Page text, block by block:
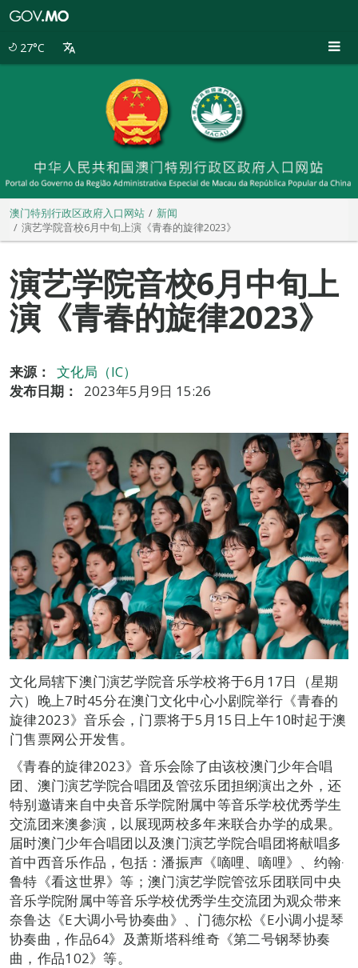
27°C
澳门特别行政区政府入口网站
新闻
演艺学院音校6月中旬上演《青春的旋律2023》
演艺学院音校6月中旬上
演《青春的旋律2023》
来源：
文化局（IC）
发布日期：
2023年5月9日 15:26
文化局辖下澳门演艺学院音乐学校将于6月17日（星期
六）晚上7时45分在澳门文化中心小剧院举行《青春的
旋律2023》音乐会，门票将于5月15日上午10时起于澳
门售票网公开发售。
《青春的旋律2023》音乐会除了由该校澳门少年合唱
团、澳门演艺学院合唱团及管弦乐团担纲演出之外，还
特别邀请来自中央音乐学院附属中等音乐学校优秀学生
交流团来澳参演，以展现两校多年来联合办学的成果。
届时澳门少年合唱团以及澳门演艺学院合唱团将献唱多
首中西音乐作品，包括：潘振声《嘀哩、嘀哩》、约翰‧
鲁特《看这世界》等；澳门演艺学院管弦乐团联同中央
音乐学院附属中等音乐学校优秀学生交流团为观众带来
奈鲁达《E大调小号协奏曲》、门德尔松《E小调小提琴
协奏曲，作品64》及萧斯塔科维奇《第二号钢琴协奏
曲，作品102》等。